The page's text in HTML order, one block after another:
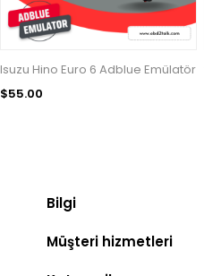
Isuzu Hino Euro 6 Adblue Emülatör
$55.00
Bilgi
Müşteri hizmetleri